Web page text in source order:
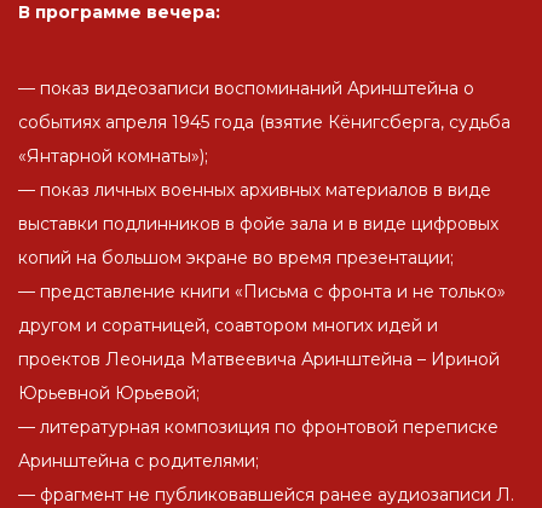
В программе вечера:
— показ видеозаписи воспоминаний Аринштейна о
событиях апреля 1945 года (взятие Кёнигсберга, судьба
«Янтарной комнаты»);
— показ личных военных архивных материалов в виде
выставки подлинников в фойе зала и в виде цифровых
копий на большом экране во время презентации;
— представление книги «Письма с фронта и не только»
другом и соратницей, соавтором многих идей и
проектов Леонида Матвеевича Аринштейна – Ириной
Юрьевной Юрьевой;
— литературная композиция по фронтовой переписке
Аринштейна с родителями;
— фрагмент не публиковавшейся ранее аудиозаписи Л.